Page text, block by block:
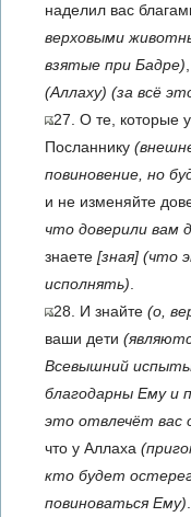
наделил вас
верховыми
взятые при Бадре)
(Аллаху) (за всё
27. О те, которые
Посланнику
повиновение, но
и не изменяйте
что доверили вам
знаете [зная] (что
исполнять)
28. И знайте (о,
ваши дети
Всевышний
благодарны Ему и
это отвлечёт вас
что у Аллаха
кто будет
повиноваться Ему)